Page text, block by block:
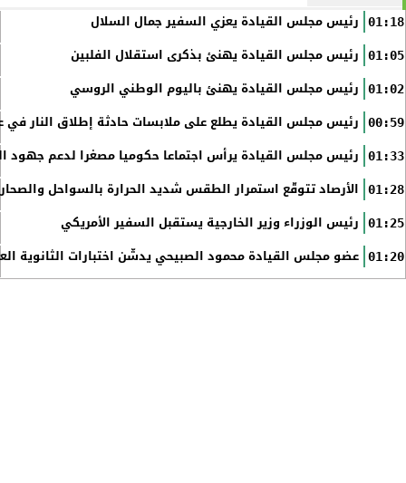
01:18 رئيس مجلس القيادة يعزي السفير جمال السلال
01:05 رئيس مجلس القيادة يهنئ بذكرى استقلال الفلبين
01:02 رئيس مجلس القيادة يهنئ باليوم الوطني الروسي
00:59 رئيس مجلس القيادة يطلع على ملابسات حادثة إطلاق النار في
01:33 رئيس مجلس القيادة يرأس اجتماعا حكوميا مصغرا لدعم جهود
01:28 الأرصاد تتوقّع استمرار الطقس شديد الحرارة بالسواحل
01:25 رئيس الوزراء وزير الخارجية يستقبل السفير الأمريكي
01:20 عضو مجلس القيادة محمود الصبيحي يدشّن اختبارات الثانوية